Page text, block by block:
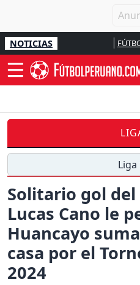
NOTICIAS
Liga
Solitario gol
Lucas Cano le
Huancayo
casa por el
2024